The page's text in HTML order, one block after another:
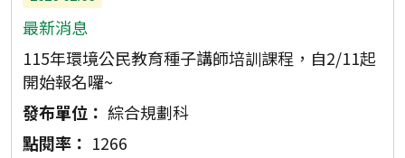
最新消息
115年環境公民教育種子講師培訓課程，自2/11起
開始報名囉~
綜合規劃科
1266